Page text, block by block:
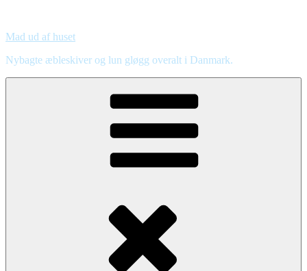
Mad ud af huset
Nybagte æbleskiver og lun gløgg overalt i Danmark.